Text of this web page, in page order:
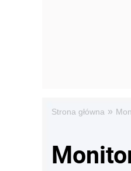
Strona główna »